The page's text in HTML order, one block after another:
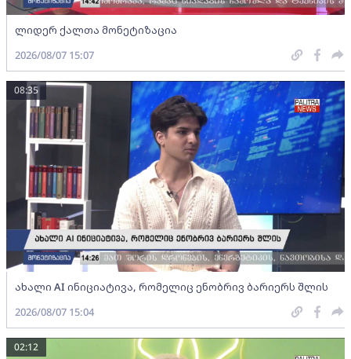
ლიდერ ქალთა მონეტიზაცია
2026/08/07 15:07
ახალი AI ინიციატივა, რომელიც ენობრივ ბარიერს შლის
08:35
2026/08/07 15:04
02:12